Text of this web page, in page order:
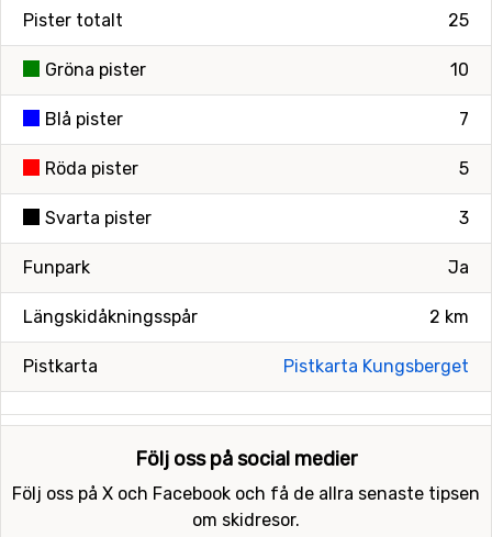
25
Pister totalt
10
Gröna pister
7
Blå pister
5
Röda pister
3
Svarta pister
Ja
Funpark
2 km
Längskidåkningsspår
Pistkarta Kungsberget
Pistkarta
Följ oss på social medier
Följ oss på X och Facebook och få de allra senaste tipsen
om skidresor.